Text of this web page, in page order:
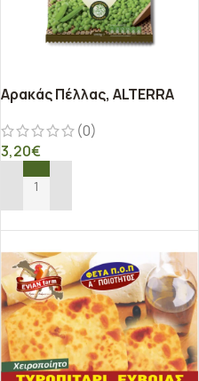
Αρακάς Πέλλας, ALTERRA
(0)
3,20€
ΠΡΟΣΘΉΚΗ ΣΤΟ ΚΑΛΆΘΙ